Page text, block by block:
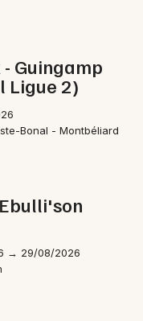
Comté
Guingamp
Ligue 2)
Bonal - Montbéliard
→ 29/08/2026